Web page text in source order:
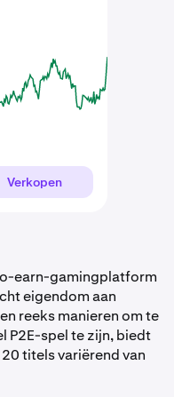
Verkopen
earn-gamingplatform
eigendom aan
reeks manieren om te
P2E-spel te zijn, biedt
titels variërend van